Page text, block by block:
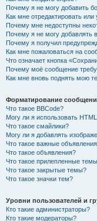
Почему я не могу добавить
Как мне отредактировать или
Почему мне недоступны
Почему я не могу добавлять
Почему я получил
Как мне пожаловаться на
Что означает кнопка
Почему моё сообщение
Как мне вновь поднять мою
Форматирование
Что такое BBCode?
Могу ли я использовать
Что такое смайлики?
Могу ли я добавлять
Что такое важные
Что такое объявления?
Что такое прилепленные
Что такое закрытые темы?
Что такое значки тем?
Уровни пользователей и
Кто такие администраторы?
Кто такие модераторы?